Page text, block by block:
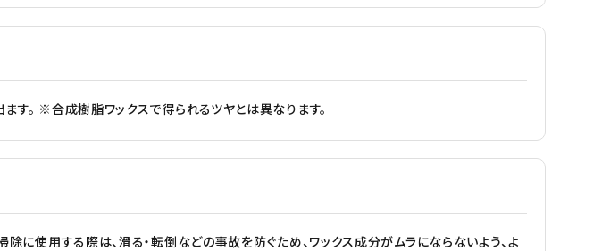
す。 ※合成樹脂ワックスで得られるツヤとは異なります。
に使用する際は、滑る・転倒などの事故を防ぐため、ワックス成分がムラにならないよう、よ